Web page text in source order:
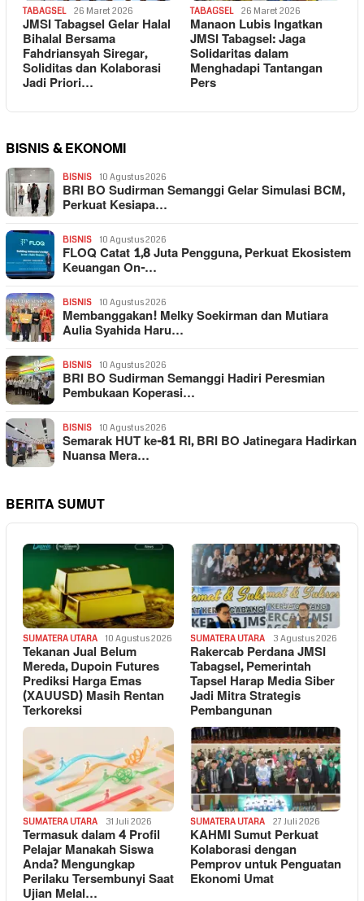
TABAGSEL 26 Maret 2026
JMSI Tabagsel Gelar Halal
Bihalal Bersama
Fahdriansyah Siregar,
Soliditas dan Kolaborasi
Jadi Priori…
TABAGSEL 26 Maret 2026
Manaon Lubis Ingatkan
JMSI Tabagsel: Jaga
Solidaritas dalam
Menghadapi Tantangan
Pers
BISNIS & EKONOMI
BISNIS 10 Agustus 2026
BRI BO Sudirman Semanggi Gelar Simulasi BCM,
Perkuat Kesiapa…
BISNIS 10 Agustus 2026
FLOQ Catat 1,8 Juta Pengguna, Perkuat Ekosistem
Keuangan On-…
BISNIS 10 Agustus 2026
Membanggakan! Melky Soekirman dan Mutiara
Aulia Syahida Haru…
BISNIS 10 Agustus 2026
BRI BO Sudirman Semanggi Hadiri Peresmian
Pembukaan Koperasi…
BISNIS 10 Agustus 2026
Semarak HUT ke-81 RI, BRI BO Jatinegara Hadirkan
Nuansa Mera…
BERITA SUMUT
SUMATERA UTARA 10 Agustus 2026
Tekanan Jual Belum
Mereda, Dupoin Futures
Prediksi Harga Emas
(XAUUSD) Masih Rentan
Terkoreksi
SUMATERA UTARA 3 Agustus 2026
Rakercab Perdana JMSI
Tabagsel, Pemerintah
Tapsel Harap Media Siber
Jadi Mitra Strategis
Pembangunan
SUMATERA UTARA 31 Juli 2026
Termasuk dalam 4 Profil
Pelajar Manakah Siswa
Anda? Mengungkap
Perilaku Tersembunyi Saat
Ujian Melal…
SUMATERA UTARA 27 Juli 2026
KAHMI Sumut Perkuat
Kolaborasi dengan
Pemprov untuk Penguatan
Ekonomi Umat